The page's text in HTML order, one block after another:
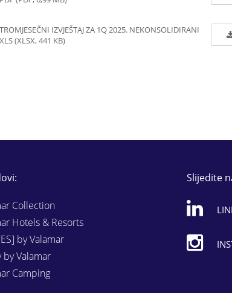
TROMJESEČNI IZVJEŠTAJ ZA 1Q 2025. NEKONSOLIDIRANI
XLS (XLSX, 441 KB)
Collection
Hotels & Resorts
by Valamar
by Valamar
Camping
Slijedite